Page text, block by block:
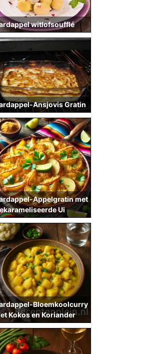
witlofsoufflé
Ansjovis Gratin
Appelgratin met
Ui
Bloemkoolcurry
Kokos en Koriander